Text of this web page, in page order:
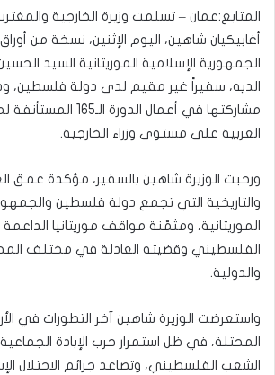
المتابع:عمان – تسلمت وزيرة الخارجية
أغابيكيان شاهين، اليوم الإثنين، نسخة من
الجمهورية الإسلامية الموريتانية السيد
الديه، سفيراً غير مقيم لدى دولة
مشاركتها في أعمال
العربية على مستوى وزراء الخارجية.
ورحبت الوزيرة شاهين بالسفير، مؤكدة عمق
والتاريخية التي تجمع دولة فلسطين
الموريتانية، ومثمّنة مواقف موريتانيا
الفلسطيني وقضيته العادلة في مختلف
والدولية.
واستعرضت الوزيرة شاهين آخر التطورات في
المحتلة، في ظل استمرار حرب الإبادة
الشعب الفلسطيني، وتصاعد جرائم الاحتلال